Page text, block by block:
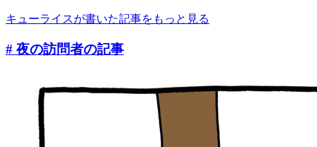
キューライスが書いた記事をもっと見る
# 夜の訪問者の記事